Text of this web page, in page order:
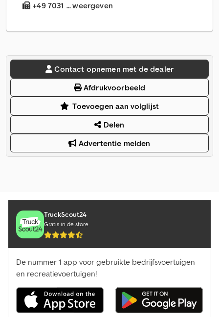
+49 7031 ... weergeven
Contact opnemen met de dealer
Afdrukvoorbeeld
Toevoegen aan volglijst
Delen
Advertentie melden
TruckScout24
Gratis in de store
De nummer 1 app voor gebruikte bedrijfsvoertuigen
en recreatievoertuigen!